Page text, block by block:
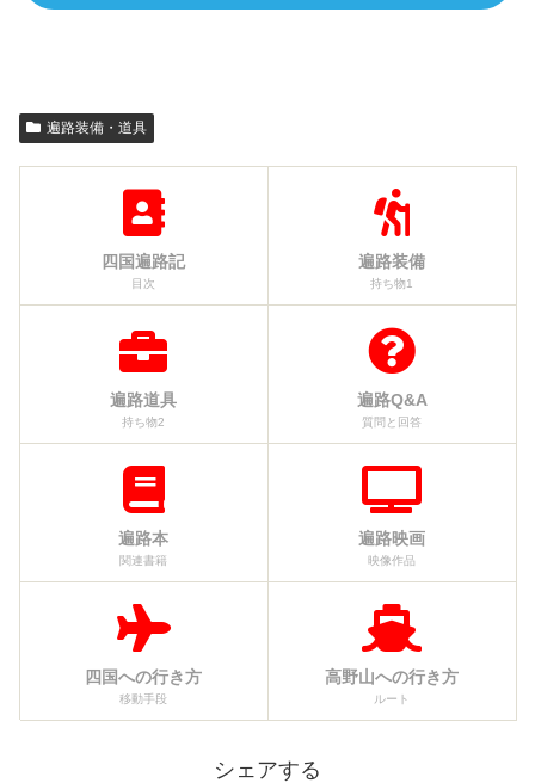
遍路装備・道具
四国遍路記
目次
遍路装備
持ち物1
遍路道具
持ち物2
遍路Q&A
質問と回答
遍路本
関連書籍
遍路映画
映像作品
四国への行き方
移動手段
高野山への行き方
ルート
シェアする